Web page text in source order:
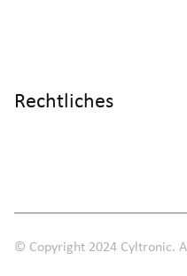
Rechtliches
© Copyright 2024 Cyltronic.